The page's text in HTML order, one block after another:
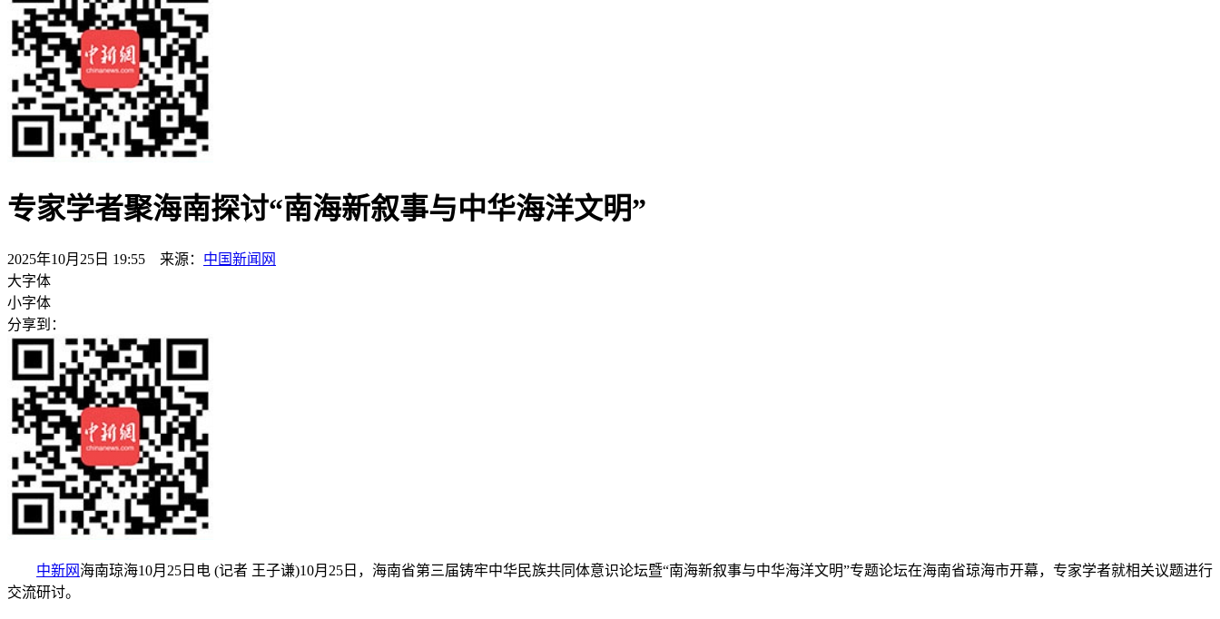
专家学者聚海南探讨“南海新叙事与中华海洋文明”
2025年10月25日 19:55 来源： 中国新闻网
大字体
小字体
分享到：
中新网 海南琼海10月25日电 (记者 王子谦)10月25日，海南省第三届铸牢中华民族共同体意识论坛暨“南海新叙事与中华海洋文明”专题论坛在海南省琼海市开幕，专家学者就相关议题进行
交流研讨。